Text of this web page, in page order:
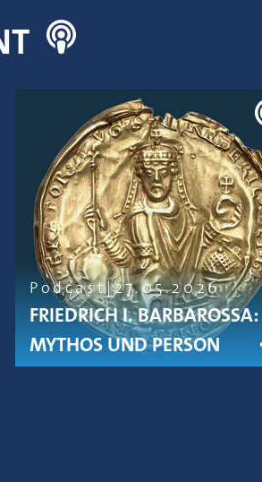
Podcast 27.05.2026
FRIEDRICH I. BARBAROSSA:
MYTHOS UND PERSON